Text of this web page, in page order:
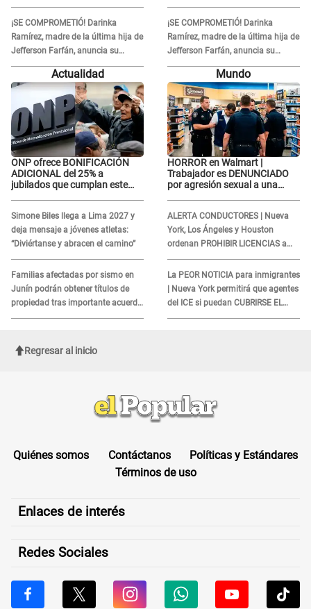
basta con que ella esté bien"
¡SE COMPROMETIÓ! Darinka
Ramírez, madre de la última hija de
Jefferson Farfán, anuncia su
compromiso: "Sí, para siempre"
basta con que ella esté bien"
¡SE COMPROMETIÓ! Darinka
Ramírez, madre de la última hija de
Jefferson Farfán, anuncia su
compromiso: "Sí, para siempre"
Actualidad
ONP ofrece BONIFICACIÓN
ADICIONAL del 25% a
jubilados que cumplan este
Simone Biles llega a Lima 2027 y
deja mensaje a jóvenes atletas:
“Diviértanse y abracen el camino”
Familias afectadas por sismo en
Junín podrán obtener títulos de
propiedad tras importante acuerdo
de Cofopri
Mundo
HORROR en Walmart |
Trabajador es DENUNCIADO
por agresión sexual a una
ALERTA CONDUCTORES | Nueva
York, Los Ángeles y Houston
ordenan PROHIBIR LICENCIAS a
quienes no presenten ESTE
DOCUMENTO
La PEOR NOTICIA para inmigrantes
| Nueva York permitirá que agentes
del ICE si puedan CUBRIRSE EL
ROSTRO
Regresar al inicio
Quiénes somos Contáctanos
Políticas y Estándares
Términos de uso
Enlaces de interés
Redes Sociales